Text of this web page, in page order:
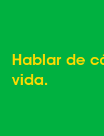
Hablar de
vida.